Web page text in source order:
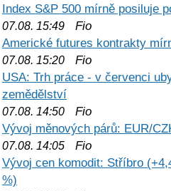
Index S&P 500 mírně posiluje
07.08. 15:49 Fio
Americké futures kontrakty
07.08. 15:20 Fio
USA: Trh práce - v červenci
zemědělství
07.08. 14:50 Fio
Vývoj měnových párů: EUR/
07.08. 14:05 Fio
Vývoj cen komodit: Stříbro
%)